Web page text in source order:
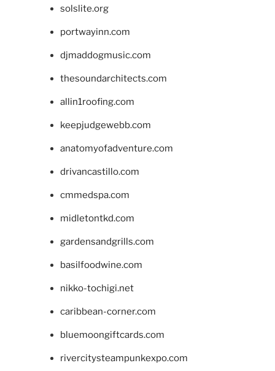
solslite.org
portwayinn.com
djmaddogmusic.com
thesoundarchitects.com
allin1roofing.com
keepjudgewebb.com
anatomyofadventure.com
drivancastillo.com
cmmedspa.com
midletontkd.com
gardensandgrills.com
basilfoodwine.com
nikko-tochigi.net
caribbean-corner.com
bluemoongiftcards.com
rivercitysteampunkexpo.com